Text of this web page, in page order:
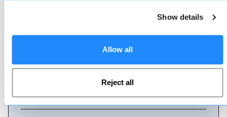
Show details
Allow all
Reject all
Bel ons